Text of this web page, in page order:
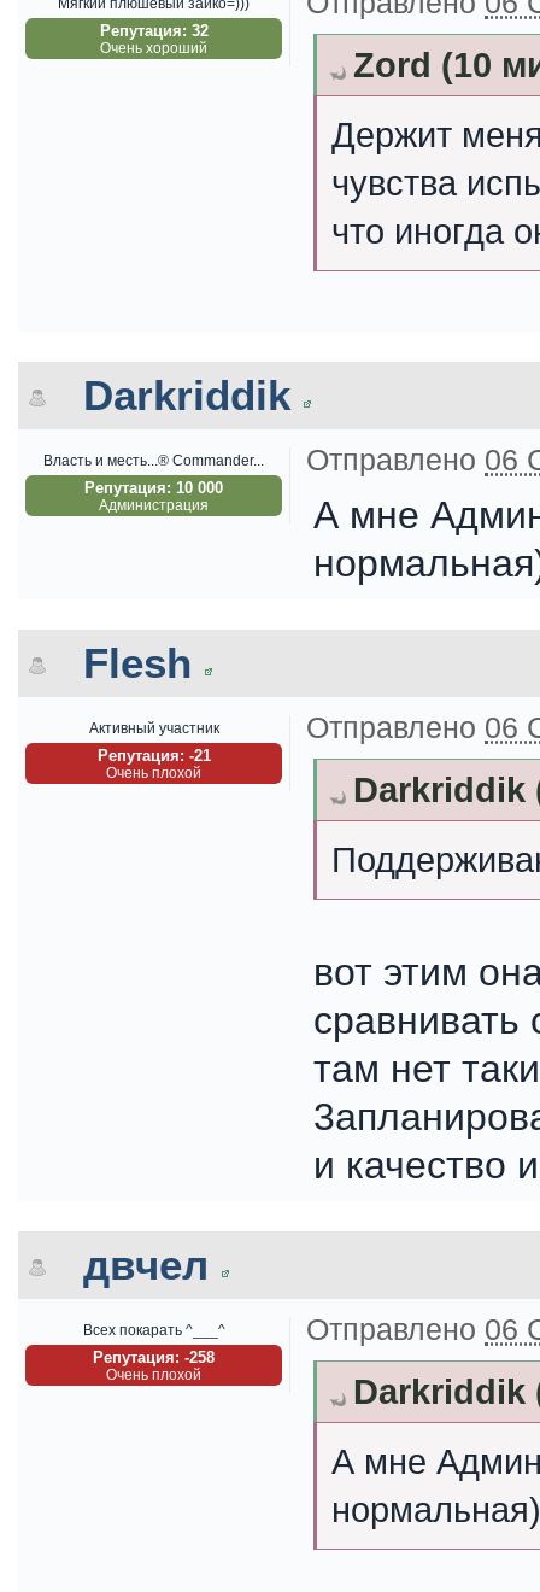
Репутация: 32
Очень хороший
Zord (10
Держит
чувства
что иногда
Darkriddik
Власть и месть...® Commander...
Репутация: 10 000
Администрация
Отправлено 06
А мне
Flesh
Активный участник
Репутация: -21
Очень плохой
Отправлено 06
Darkriddik
вот этим
сравнивать
там нет
и качество
двчел
Всех покарать ^___^
Репутация: -258
Очень плохой
Отправлено 06
Darkriddik
А мне
нормальная)